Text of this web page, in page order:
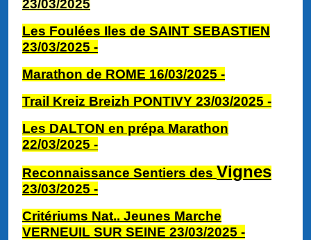
23/03/2025
Les Foulées Iles de SAINT SEBASTIEN
23/03/2025 -
Marathon de ROME 16/03/2025 -
Trail Kreiz Breizh PONTIVY 23/03/2025 -
Les DALTON en prépa Marathon
22/03/2025 -
Reconnaissance Sentiers des Vignes
23/03/2025 -
Critériums Nat.. Jeunes Marche
VERNEUIL SUR SEINE 23/03/2025 -